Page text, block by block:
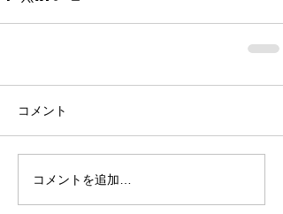
コメント
コメントを追加…